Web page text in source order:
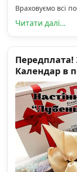
Враховуємо всі
Читати далі...
Передплата!
Календар в